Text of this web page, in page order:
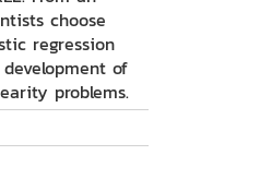
choose
regression
of
problems.